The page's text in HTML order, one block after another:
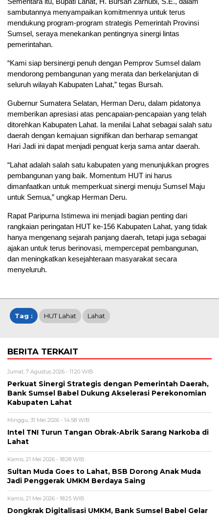
sambutannya menyampaikan komitmennya untuk terus
mendukung program-program strategis Pemerintah Provinsi
Sumsel, seraya menekankan pentingnya sinergi lintas
pemerintahan.
“Kami siap bersinergi penuh dengan Pemprov Sumsel dalam
mendorong pembangunan yang merata dan berkelanjutan di
seluruh wilayah Kabupaten Lahat,” tegas Bursah.
Gubernur Sumatera Selatan, Herman Deru, dalam pidatonya
memberikan apresiasi atas pencapaian-pencapaian yang telah
ditorehkan Kabupaten Lahat. Ia menilai Lahat sebagai salah satu
daerah dengan kemajuan signifikan dan berharap semangat
Hari Jadi ini dapat menjadi penguat kerja sama antar daerah.
“Lahat adalah salah satu kabupaten yang menunjukkan progres
pembangunan yang baik. Momentum HUT ini harus
dimanfaatkan untuk memperkuat sinergi menuju Sumsel Maju
untuk Semua,” ungkap Herman Deru.
Rapat Paripurna Istimewa ini menjadi bagian penting dari
rangkaian peringatan HUT ke-156 Kabupaten Lahat, yang tidak
hanya mengenang sejarah panjang daerah, tetapi juga sebagai
ajakan untuk terus berinovasi, mempercepat pembangunan,
dan meningkatkan kesejahteraan masyarakat secara
menyeluruh.
Tag : HUT Lahat Lahat
BERITA TERKAIT
Jumat, 7 Agustus 2026 - 11:20 WIB
Perkuat Sinergi Strategis dengan Pemerintah Daerah,
Bank Sumsel Babel Dukung Akselerasi Perekonomian
Kabupaten Lahat
Minggu, 31 Mei 2026 - 14:58 WIB
Intel TNI Turun Tangan Obrak-Abrik Sarang Narkoba di
Lahat
Kamis, 21 Mei 2026 - 18:28 WIB
Sultan Muda Goes to Lahat, BSB Dorong Anak Muda
Jadi Penggerak UMKM Berdaya Saing
Kamis, 21 Mei 2026 - 18:25 WIB
Dongkrak Digitalisasi UMKM, Bank Sumsel Babel Gelar